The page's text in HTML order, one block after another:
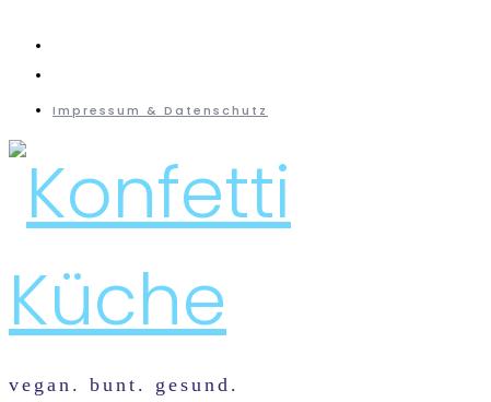
Impressum & Datenschutz
vegan. bunt. gesund.